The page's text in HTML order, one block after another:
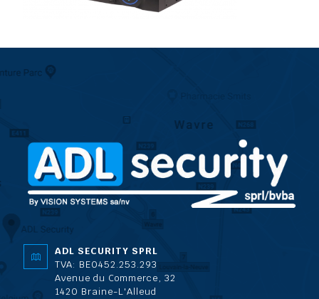
ADL SECURITY SPRL
TVA: BE0452.253.293
Avenue du Commerce, 32
1420 Braine-L'Alleud